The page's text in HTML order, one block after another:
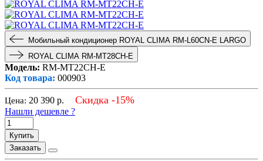
Мобильный кондиционер ROYAL CLIMA RM-L60CN-E LARGO
ROYAL CLIMA RM-MT28CH-E
Модель: RM-MT22CH-E
Код товара: 000903
Цена: 20 390 р. Скидка -15%
Нашли дешевле ?
Купить
Заказать